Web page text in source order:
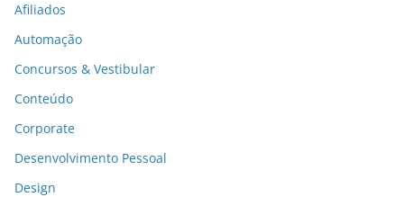
Afiliados
Automação
Concursos & Vestibular
Conteúdo
Corporate
Desenvolvimento Pessoal
Design